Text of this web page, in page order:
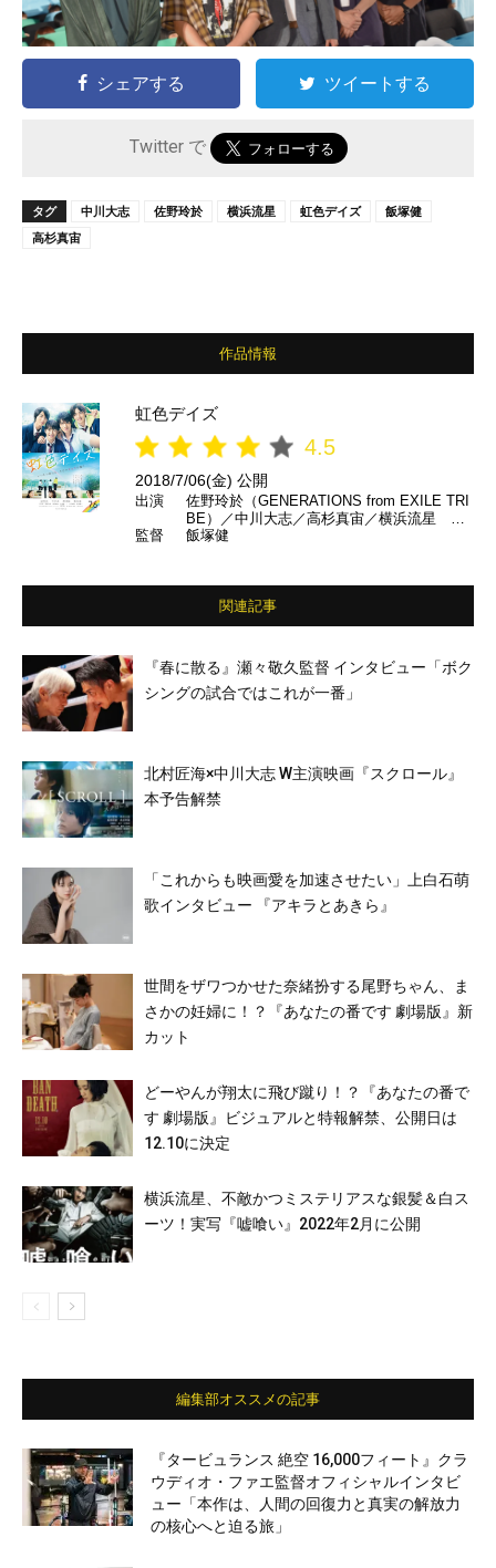
シェアする ツイートする
Twitter で
タグ 中川大志 佐野玲於 横浜流星 虹色デイズ
飯塚健
高杉真宙
作品情報
虹色デイズ
4.5
2018/7/06(金) 公開
出演
佐野玲於（GENERATIONS from EXILE TRI
BE）／中川大志／高杉真宙／横浜流星 ほ
か
監督 飯塚健
関連記事
『春に散る』瀬々敬久監督 インタビュー「ボク
シングの試合ではこれが一番」
北村匠海×中川大志 W主演映画『スクロール』
本予告解禁
「これからも映画愛を加速させたい」上白石萌
歌インタビュー 『アキラとあきら』
世間をザワつかせた奈緒扮する尾野ちゃん、ま
さかの妊婦に！？『あなたの番です 劇場版』新
カット
どーやんが翔太に飛び蹴り！？『あなたの番で
す 劇場版』ビジュアルと特報解禁、公開日は
12.10に決定
横浜流星、不敵かつミステリアスな銀髪＆白ス
ーツ！実写『嘘喰い』2022年2月に公開
編集部オススメの記事
『タービュランス 絶空 16,000フィート』クラ
ウディオ・ファエ監督オフィシャルインタビ
ュー「本作は、人間の回復力と真実の解放力
の核心へと迫る旅」